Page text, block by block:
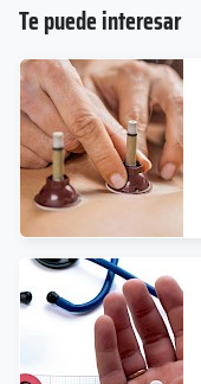
Te puede interesar